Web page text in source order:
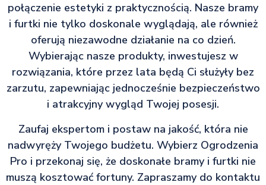
połączenie estetyki z praktycznością. Nasze bramy
i furtki nie tylko doskonale wyglądają, ale również
oferują niezawodne działanie na co dzień.
Wybierając nasze produkty, inwestujesz w
rozwiązania, które przez lata będą Ci służyły bez
zarzutu, zapewniając jednocześnie bezpieczeństwo
i atrakcyjny wygląd Twojej posesji.
Zaufaj ekspertom i postaw na jakość, która nie
nadwyręży Twojego budżetu. Wybierz Ogrodzenia
Pro i przekonaj się, że doskonałe bramy i furtki nie
muszą kosztować fortuny. Zapraszamy do kontaktu